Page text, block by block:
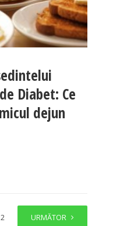
Diabet: Ce
dejun
2 URMĂTOR